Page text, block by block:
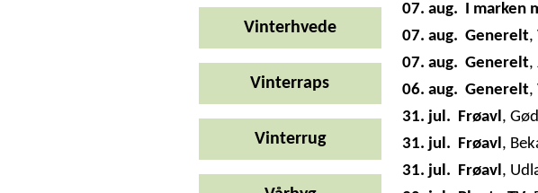
Vinterhvede
Vinterraps
Vinterrug
07. aug. I marken
07. aug. Generelt,
07. aug. Generelt,
06. aug. Generelt,
31. jul. Frøavl,
31. jul. Frøavl,
31. jul. Frøavl,